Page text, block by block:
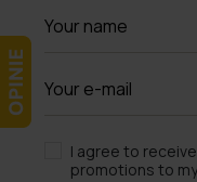
I agree to
promotions to